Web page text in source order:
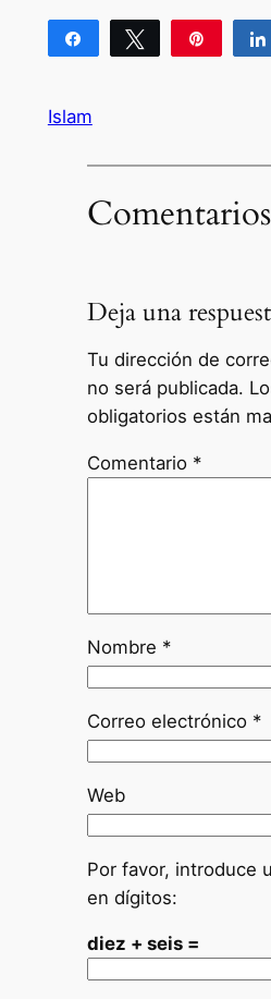
Compartir Twittear
Islam
Comentarios
Deja una
Tu dirección de
no será publicada.
obligatorios están
Comentario *
Nombre *
Correo electrónico *
Web
Por favor, introduce
en dígitos:
diez + seis =